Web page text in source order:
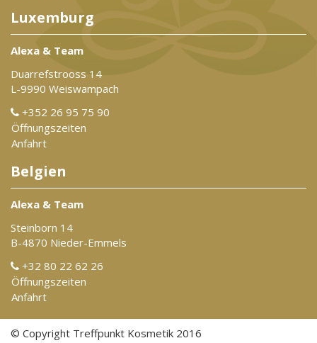
Luxemburg
Alexa & Team
Duarrefstrooss 14
L-9990 Weiswampach
+352 26 95 75 90
Öffnungszeiten
Anfahrt
Belgien
Alexa & Team
Steinborn 14
B-4870 Nieder-Emmels
+32 80 22 62 26
Öffnungszeiten
Anfahrt
© Copyright Treffpunkt Kosmetik 2016